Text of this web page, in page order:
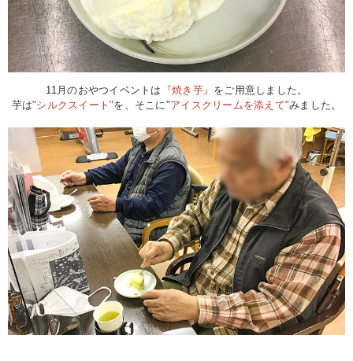
11月のおやつイベントは 『焼き芋』 をご用意しました。
芋は"シルクスイート"を、そこに"アイスクリームを添えて"みました。